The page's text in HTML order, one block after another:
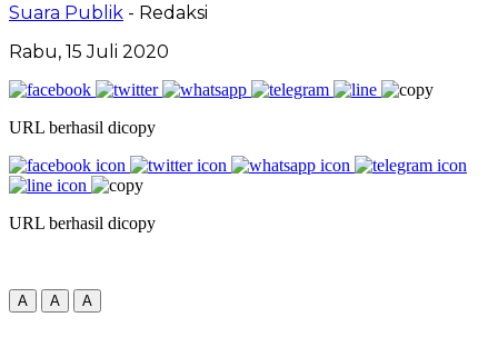
Suara Publik - Redaksi
Rabu, 15 Juli 2020
URL berhasil dicopy
URL berhasil dicopy
A A A